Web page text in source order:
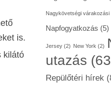
is.
kilátó
Nagykövetségi várakozási
Napfogyatkozás (5)
Jersey(2) New York (2)
utazás
Repülőtéri hírek